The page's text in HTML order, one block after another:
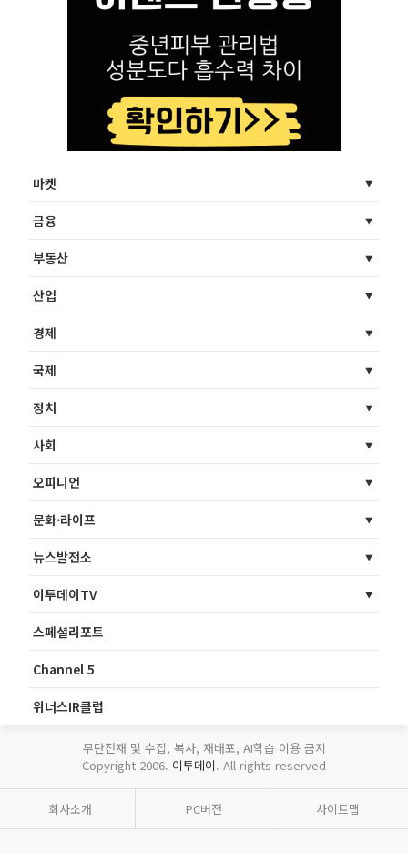
마켓
금융
부동산
산업
경제
국제
정치
사회
오피니언
문화·라이프
뉴스발전소
이투데이TV
스페셜리포트
Channel 5
위너스IR클럽
무단전재 및 수집, 복사, 재배포, AI학습 이용 금지
Copyright 2006. 이투데이. All rights reserved
회사소개 PC버전 사이트맵